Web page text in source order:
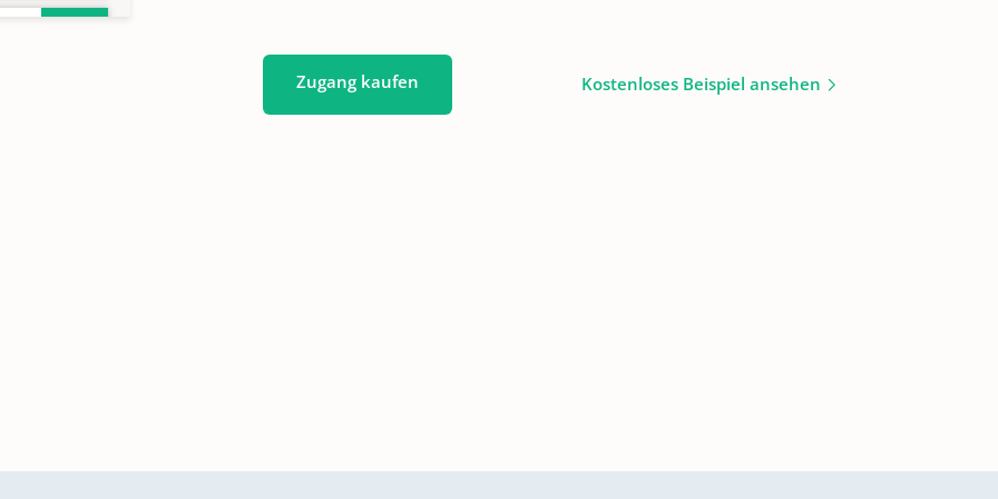
Zugang kaufen Kostenloses Beispiel ansehen